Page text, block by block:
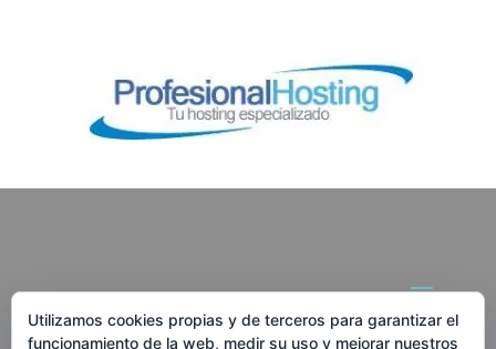
Utilizamos cookies propias y de terceros para garantizar el
funcionamiento de la web, medir su uso y mejorar nuestros